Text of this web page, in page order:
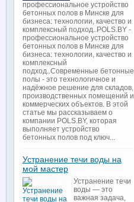
профессиональное устройство
бетонных полов в Минске для
бизнеса: технологии, качество и
комплексный подход..POLS.BY -
профессиональное устройство
бетонных полов в Минске для
бизнеса: технологии, качество и
комплексный
подход..Современные бетонные
полы - это технологичное и
надёжное решение для складов,
производственных помещений и
коммерческих объектов. В этой
статье мы рассказываем о
компании POLS.BY, которая
выполняет устройство
бетонных полов под ключ...
Устранение течи воды на
мой мастер
Устранение течи
воды — это
важная задача,